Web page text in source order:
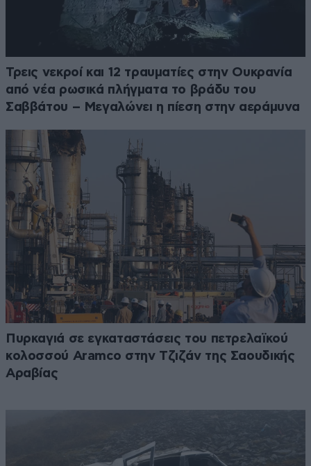
Τρεις νεκροί και 12 τραυματίες στην Ουκρανία
από νέα ρωσικά πλήγματα το βράδυ του
Σαββάτου – Μεγαλώνει η πίεση στην αεράμυνα
Πυρκαγιά σε εγκαταστάσεις του πετρελαϊκού
κολοσσού Aramco στην Τζιζάν της Σαουδικής
Αραβίας